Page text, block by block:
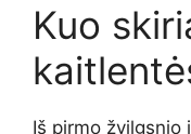
Kuo
Iš pirmo žvilgsnio